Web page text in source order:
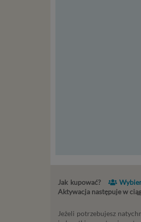
Jak kupować?
Aktywacja następuje w
Jeżeli potrzebujesz